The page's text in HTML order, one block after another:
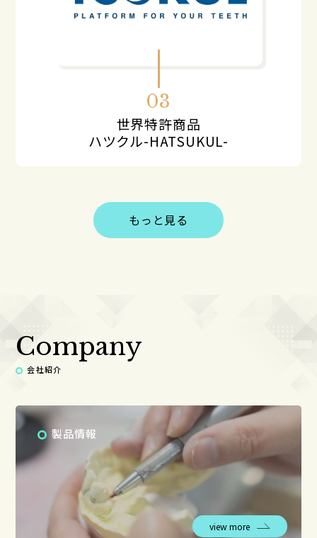
03
世界特許商品
ハツクル-HATSUKUL-
もっと見る
Company
会社紹介
製品情報
view more